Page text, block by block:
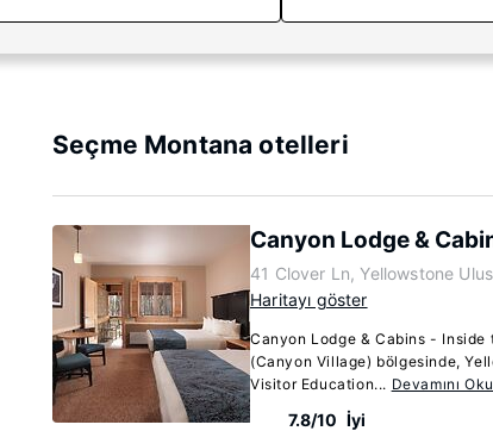
Seçme Montana otelleri
Canyon Lodge &
41 Clover Ln, Yellowstone
Haritayı göster
Canyon Lodge & Cabins -
(Canyon Village) bölgesinde,
Visitor Education... Devamını Oku
7.8/10 İyi